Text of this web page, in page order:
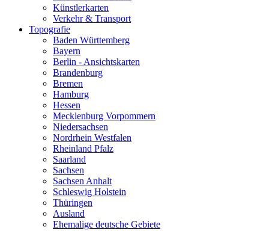
Künstlerkarten
Verkehr & Transport
Topografie
Baden Württemberg
Bayern
Berlin - Ansichtskarten
Brandenburg
Bremen
Hamburg
Hessen
Mecklenburg Vorpommern
Niedersachsen
Nordrhein Westfalen
Rheinland Pfalz
Saarland
Sachsen
Sachsen Anhalt
Schleswig Holstein
Thüringen
Ausland
Ehemalige deutsche Gebiete